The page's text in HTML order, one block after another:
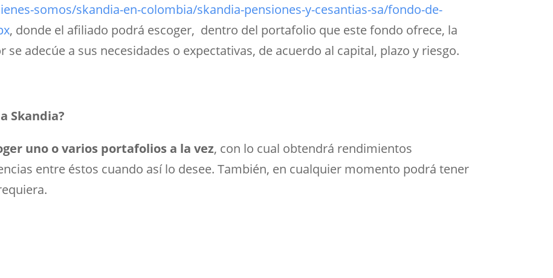
somos/skandia-en-colombia/skandia-pensiones-y-cesantias-sa/fondo-de-
, donde el afiliado podrá escoger, dentro del portafolio que este fondo ofrece, la
adecúe a sus necesidades o expectativas, de acuerdo al capital, plazo y riesgo.
Skandia?
uno o varios portafolios a la vez, con lo cual obtendrá rendimientos
entre éstos cuando así lo desee. También, en cualquier momento podrá tener